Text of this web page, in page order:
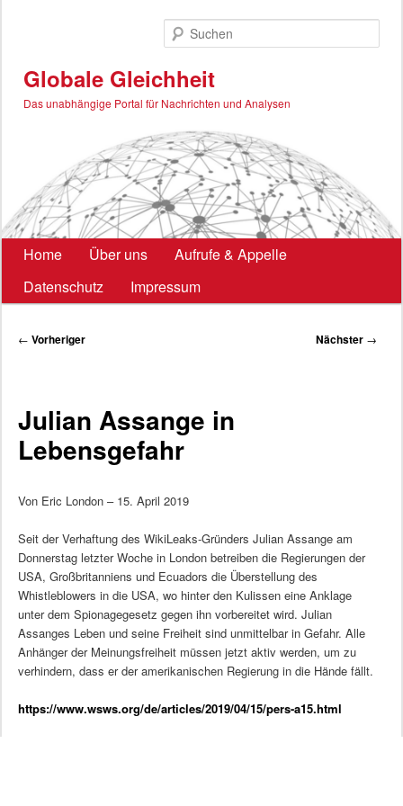
Globale Gleichheit
Das unabhängige Portal für Nachrichten und Analysen
Hauptmenü
Home Über uns
Aufrufe & Appelle
Datenschutz
Impressum
Beitragsnavigation
← Vorheriger Nächster →
Julian Assange in
Lebensgefahr
Von Eric London – 15. April 2019
Seit der Verhaftung des WikiLeaks-Gründers Julian Assange am
Donnerstag letzter Woche in London betreiben die Regierungen der
USA, Großbritanniens und Ecuadors die Überstellung des
Whistleblowers in die USA, wo hinter den Kulissen eine Anklage
unter dem Spionagegesetz gegen ihn vorbereitet wird. Julian
Assanges Leben und seine Freiheit sind unmittelbar in Gefahr. Alle
Anhänger der Meinungsfreiheit müssen jetzt aktiv werden, um zu
verhindern, dass er der amerikanischen Regierung in die Hände fällt.
https://www.wsws.org/de/articles/2019/04/15/pers-a15.html